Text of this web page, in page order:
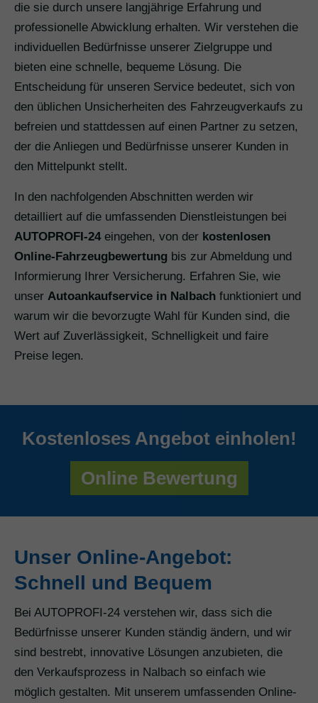
die sie durch unsere langjährige Erfahrung und
professionelle Abwicklung erhalten. Wir verstehen die
individuellen Bedürfnisse unserer Zielgruppe und
bieten eine schnelle, bequeme Lösung. Die
Entscheidung für unseren Service bedeutet, sich von
den üblichen Unsicherheiten des Fahrzeugverkaufs zu
befreien und stattdessen auf einen Partner zu setzen,
der die Anliegen und Bedürfnisse unserer Kunden in
den Mittelpunkt stellt.
In den nachfolgenden Abschnitten werden wir
detailliert auf die umfassenden Dienstleistungen bei
AUTOPROFI-24eingehen, von der kostenlosen
Online-Fahrzeugbewertung bis zur Abmeldung und
Informierung Ihrer Versicherung. Erfahren Sie, wie
unser Autoankaufservice in Nalbach funktioniert und
warum wir die bevorzugte Wahl für Kunden sind, die
Wert auf Zuverlässigkeit, Schnelligkeit und faire
Preise legen.
Kostenloses Angebot einholen!
Online Bewertung
Unser Online-Angebot:
Schnell und Bequem
Bei AUTOPROFI-24 verstehen wir, dass sich die
Bedürfnisse unserer Kunden ständig ändern, und wir
sind bestrebt, innovative Lösungen anzubieten, die
den Verkaufsprozess in Nalbach so einfach wie
möglich gestalten. Mit unserem umfassenden Online-